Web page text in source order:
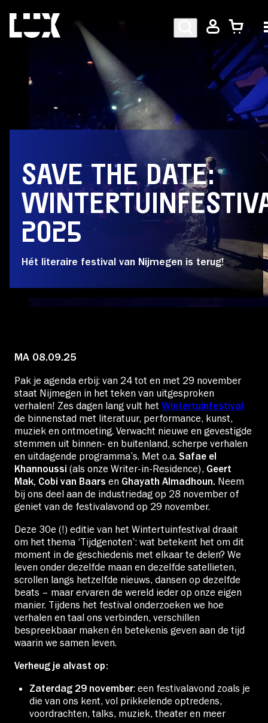
AGENDA
PROGRAMMA
CAFÉ-RESTAURANT
Bezoekersinformatie
Account
Volg ons op:
SAVE THE DATE:
2025
Hét literaire festival van Nijmegen is terug!
MA 08.09.25
Pak je agenda erbij: van 24 tot en met 29 november
staat Nijmegen in het teken van uitgesproken
verhalen! Zes dagen lang vult het Wintertuinfestival
de binnenstad met literatuur, performance, kunst,
muziek en ontmoeting. Verwacht nieuwe en gevestigde
stemmen uit binnen- en buitenland, scherpe verhalen
en uitdagende programma’s. Met o.a. Safae el
Khannoussi (als onze Writer-in-Residence), Geert
Mak, Cobi van Baars en Ghayath Almadhoun. Neem
bij ons deel aan de industriedag op 28 november of
geniet van de festivalavond op 29 november.
Deze 30e (!) editie van het Wintertuinfestival draait
om het thema ‘Tijdgenoten’: wat betekent het om dit
moment in de geschiedenis met elkaar te delen? We
leven onder dezelfde maan en dezelfde satellieten,
scrollen langs hetzelfde nieuws, dansen op dezelfde
beats – maar ervaren de wereld ieder op onze eigen
manier. Tijdens het festival onderzoeken we hoe
verhalen en taal ons verbinden, verschillen
bespreekbaar maken én betekenis geven aan de tijd
waarin we samen leven.
Verheug je alvast op:
Zaterdag 29 november: een festivalavond zoals je
die van ons kent, vol prikkelende optredens,
voordrachten, talks, muziek, theater en meer